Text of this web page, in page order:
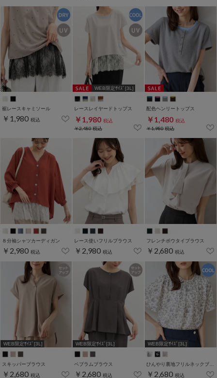
裾レースキャミソール
￥1,980 税込
WEB限定ｻｲｽﾞ[3L]
レースレイヤードトップス
￥1,980 税込
￥2,480税込
配色ヘンリートップス
￥1,480 税込
￥1,980税込
８分袖シャツカーディガン
￥2,980 税込
レース使いフリルブラウス
￥2,980 税込
フレンチボウタイブラウス
￥2,680 税込
WEB限定ｻｲｽﾞ[3L]
スキッパーブラウス
￥2,680 税込
WEB限定ｻｲｽﾞ[3L]
ペプラムブラウス
￥2,680 税込
WEB限定ｻｲｽﾞ[3L]
￥2,680 税込